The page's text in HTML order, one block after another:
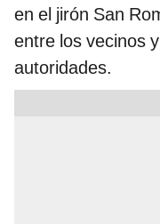
en el jirón San
entre los vecinos
autoridades.